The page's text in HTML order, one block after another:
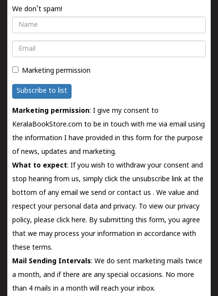
We don't spam!
Name
Email
Marketing permission
Subscribe to list
Marketing permission: I give my consent to
KeralaBookStore.com to be in touch with me via email using
the information I have provided in this form for the purpose
of news, updates and marketing.
What to expect: If you wish to withdraw your consent and
stop hearing from us, simply click the unsubscribe link at the
bottom of any email we send orcontact us . We value and
respect your personal data and privacy. To view our privacy
policy, please click here. By submitting this form, you agree
that we may process your information in accordance with
these terms.
Mail Sending Intervals: We do sent marketing mails twice
a month, and if there are any special occasions. No more
than 4 mails in a month will reach your inbox.